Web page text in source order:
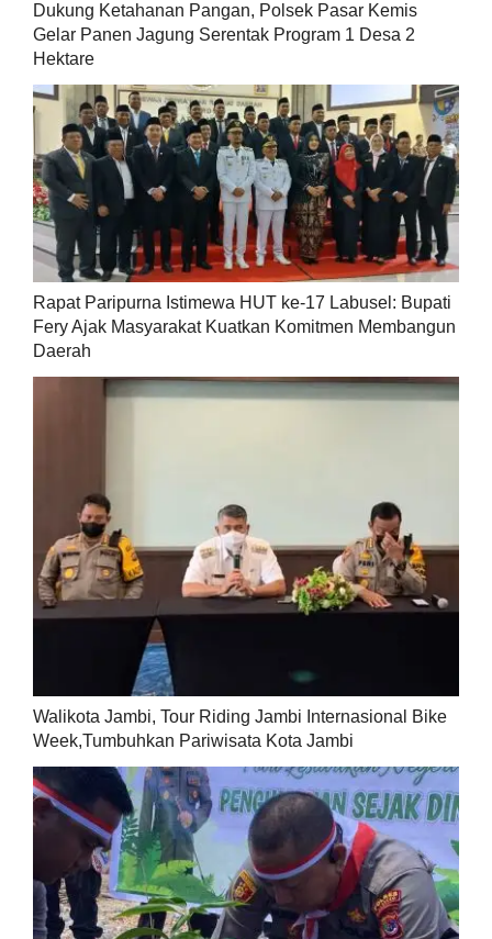
Dukung Ketahanan Pangan, Polsek Pasar Kemis
Gelar Panen Jagung Serentak Program 1 Desa 2
Hektare
Rapat Paripurna Istimewa HUT ke-17 Labusel: Bupati
Fery Ajak Masyarakat Kuatkan Komitmen Membangun
Daerah
Walikota Jambi, Tour Riding Jambi Internasional Bike
Week,Tumbuhkan Pariwisata Kota Jambi